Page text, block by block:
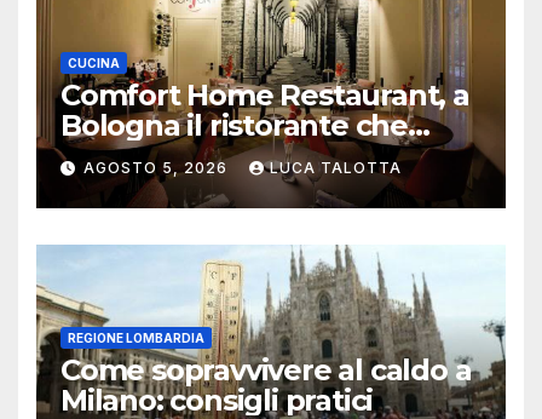
CUCINA
Comfort Home Restaurant, a
Bologna il ristorante che
trasforma l’ospitalità in
un’esperienza di casa
AGOSTO 5, 2026 LUCA TALOTTA
REGIONE LOMBARDIA
Come sopravvivere al caldo a
Milano: consigli pratici